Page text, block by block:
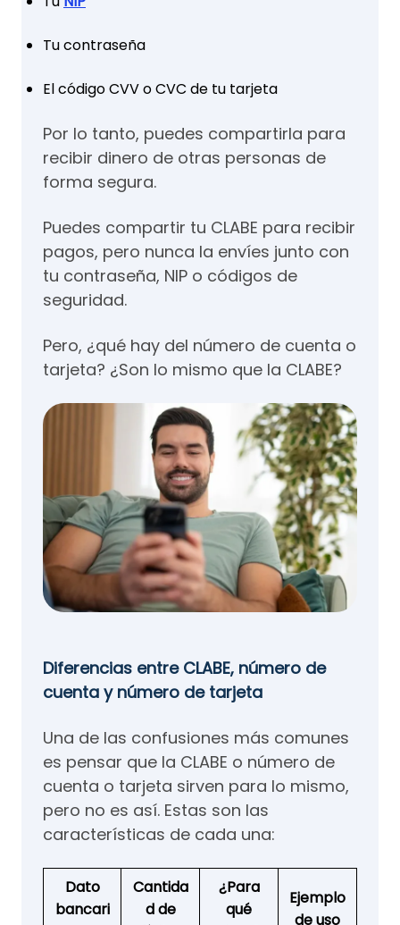
Tu contraseña
El código CVV o CVC de tu tarjeta
Por lo tanto, puedes compartirla para
recibir dinero de otras personas de
forma segura.
Puedes compartir tu CLABE para recibir
pagos, pero nunca la envíes junto con
tu contraseña, NIP o códigos de
seguridad.
Pero, ¿qué hay del número de cuenta o
tarjeta? ¿Son lo mismo que la CLABE?
Diferencias entre CLABE, número de
cuenta y número de tarjeta
Una de las confusiones más comunes
es pensar que la CLABE o número de
cuenta o tarjeta sirven para lo mismo,
pero no es así. Estas son las
características de cada una:
Dato
bancari
Cantida
d de
¿Para
qué
Ejemplo
de uso